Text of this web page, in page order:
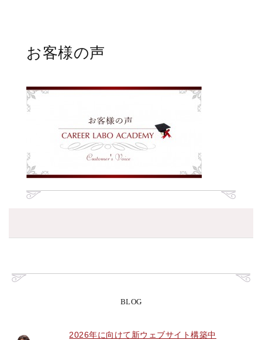
お客様の声
BLOG
2026年に向けて新ウェブサイト構築中